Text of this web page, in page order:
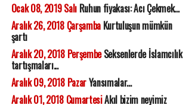
Ocak 08, 2019 SalıRuhun fiyakası: Acı Çekmek...
Aralık 26, 2018 ÇarşambaKurtuluşun mümkün
şartı
Aralık 20, 2018 PerşembeSeksenlerde İslamcılık
tartışmaları...
Aralık 09, 2018 PazarYansımalar...
Aralık 01, 2018 CumartesiAkıl bizim neyimiz